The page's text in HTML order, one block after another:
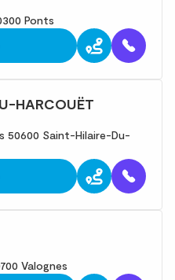
Ponts
HARCOUËT
50600 Saint-Hilaire-Du-
Valognes